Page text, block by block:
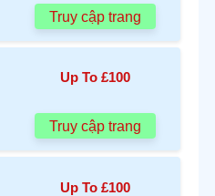
Truy cập trang
Up To £100
Truy cập trang
Up To £100